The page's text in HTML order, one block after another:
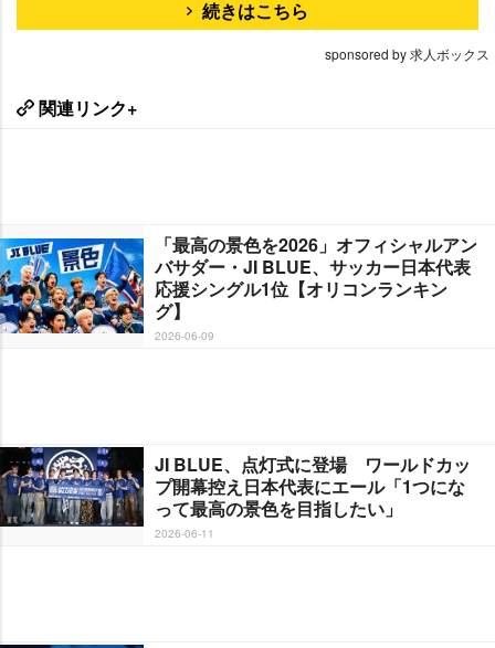
続きはこちら
sponsored by 求人ボックス
関連リンク+
「最高の景色を2026」オフィシャルアン
バサダー・JI BLUE、サッカー日本代表
応援シングル1位【オリコンランキン
グ】
2026-06-09
JI BLUE、点灯式に登場 ワールドカッ
プ開幕控え日本代表にエール「1つにな
って最高の景色を目指したい」
2026-06-11